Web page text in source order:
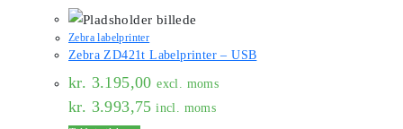
Zebra labelprinter
Zebra ZD421t Labelprinter – USB
kr. 3.195,00 excl. moms
kr. 3.993,75 incl. moms